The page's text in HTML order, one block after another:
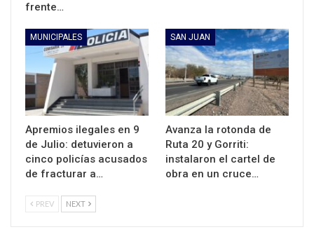
frente…
MUNICIPALES
Apremios ilegales en 9
de Julio: detuvieron a
cinco policías acusados
de fracturar a…
SAN JUAN
Avanza la rotonda de
Ruta 20 y Gorriti:
instalaron el cartel de
obra en un cruce…
PREV NEXT